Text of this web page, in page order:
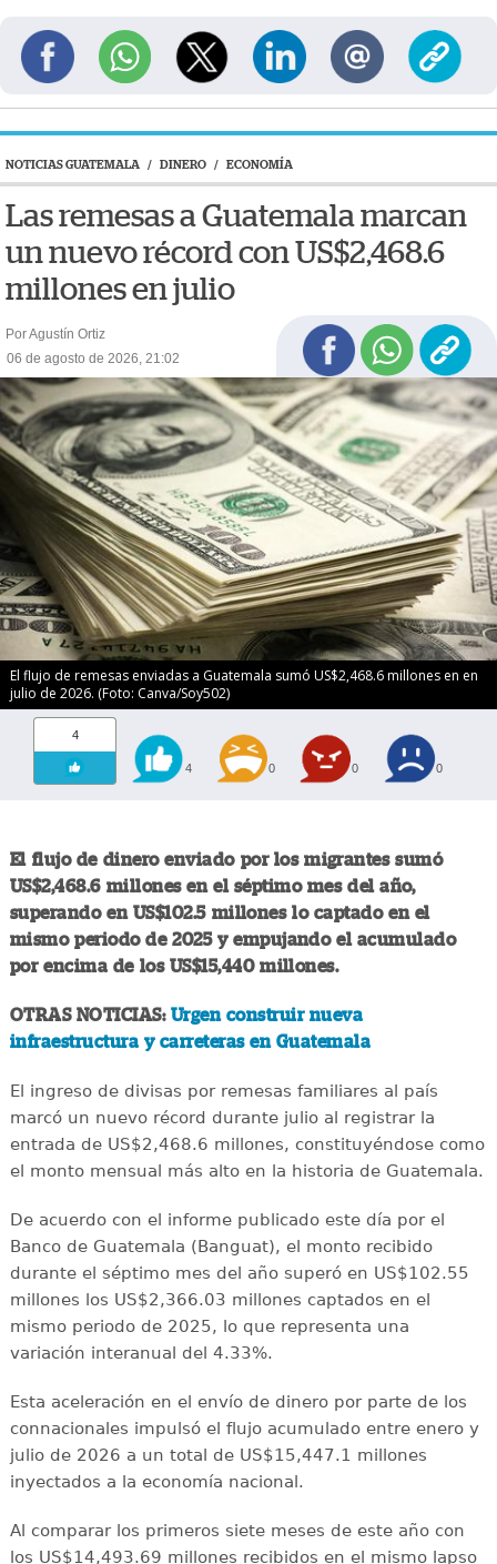
NOTICIAS GUATEMALA / DINERO / ECONOMÍA
Las remesas a Guatemala marcan
un nuevo récord con US$2,468.6
millones en julio
Por Agustín Ortiz
06 de agosto de 2026, 21:02
El flujo de remesas enviadas a Guatemala sumó US$2,468.6 millones en en
julio de 2026. (Foto: Canva/Soy502)
4
4 0 0 0
El flujo de dinero enviado por los migrantes sumó
US$2,468.6 millones en el séptimo mes del año,
superando en US$102.5 millones lo captado en el
mismo periodo de 2025 y empujando el acumulado
por encima de los US$15,440 millones.
OTRAS NOTICIAS: Urgen construir nueva
infraestructura y carreteras en Guatemala
El ingreso de divisas por remesas familiares al país
marcó un nuevo récord durante julio al registrar la
entrada de US$2,468.6 millones, constituyéndose como
el monto mensual más alto en la historia de Guatemala.
De acuerdo con el informe publicado este día por el
Banco de Guatemala (Banguat), el monto recibido
durante el séptimo mes del año superó en US$102.55
millones los US$2,366.03 millones captados en el
mismo periodo de 2025, lo que representa una
variación interanual del 4.33%.
Esta aceleración en el envío de dinero por parte de los
connacionales impulsó el flujo acumulado entre enero y
julio de 2026 a un total de US$15,447.1 millones
inyectados a la economía nacional.
Al comparar los primeros siete meses de este año con
los US$14,493.69 millones recibidos en el mismo lapso